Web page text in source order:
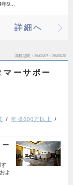
年9…
詳細へ
掲載期間 26/08/07～26/08/20
マーサポー
年収600万以上
ー
す
よ